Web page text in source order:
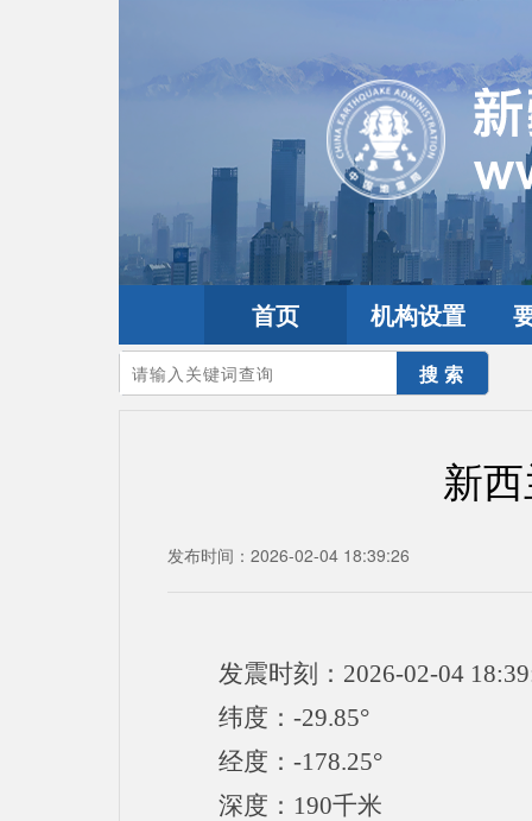
首页 机构设置
您的当前位置：首页>地震频道 全球震讯
新
发布时间：2026-02-04 18:39:26
发震时刻：2026-02-04
纬度：-29.85°
经度：-178.25°
深度：190千米